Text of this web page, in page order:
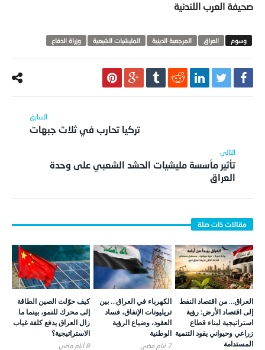
صحيفة العرب اللندنية
العراق المرجعية الدينية المليشيات الشيعية وزراة الدفاع
تركيا تحارب في ثلاث جبهات
تأثير مأسسة مليشيات الحشد الشعبي على وحدة
العراق
العراق… من اقتصاد النفط
إلى اقتصاد الأرض: رؤية
استراتيجية لبناء قطاع
زراعي وحيواني يقود التنمية
المستدامة
الكهرباء في العراق… بين
تريليونات الإنفاق، فساد
العقود، وضياع الرؤية
الوطنية
7 أيام ‎مضي
كيف حوّلت الصين الطاقة
إلى محرك للنمو، بينما ما
زال العراق يدفع كلفة غياب
الاستراتيجية؟
8 أيام ‎مضي